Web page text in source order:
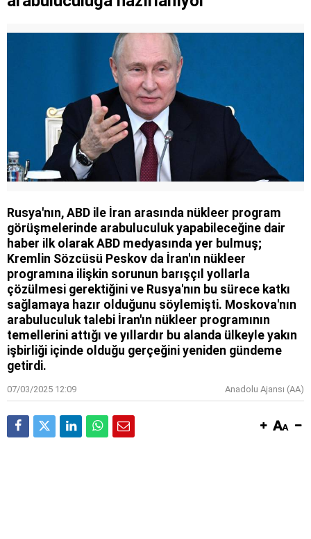
Rusya'nın, ABD ile İran arasında nükleer program
görüşmelerinde arabuluculuk yapabileceğine dair
haber ilk olarak ABD medyasında yer bulmuş;
Kremlin Sözcüsü Peskov da İran'ın nükleer
programına ilişkin sorunun barışçıl yollarla
çözülmesi gerektiğini ve Rusya'nın bu sürece katkı
sağlamaya hazır olduğunu söylemişti. Moskova'nın
arabuluculuk talebi İran'ın nükleer programının
temellerini attığı ve yıllardır bu alanda ülkeyle yakın
işbirliği içinde olduğu gerçeğini yeniden gündeme
getirdi.
07/03/2025 12:09 Anadolu Ajansı (AA)